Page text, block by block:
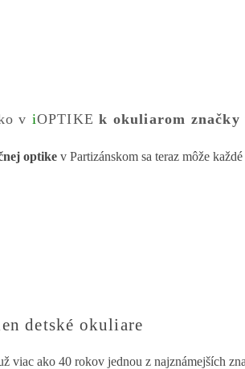
v iOPTIKEk okuliarom značky
optike v Partizánskom sa teraz môže
detské okuliare
viac ako 40 rokov jednou z najznámejších